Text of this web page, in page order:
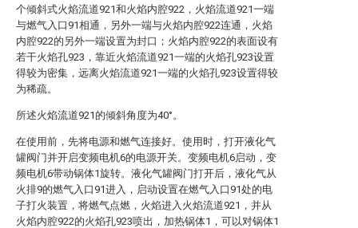
个倾斜式火焰流道921和火焰内腔922，火焰流道921一端
与燃气入口91相通，另外一端与火焰内腔922连通，火焰
内腔922的另外一端设置为封口；火焰内腔922的表面设有
若干火焰孔923，靠近火焰流道921一端的火焰孔923设置
得较为密集，远离火焰流道921一端的火焰孔923设置得较
为稀疏。
所述火焰流道921的倾斜角度为40°。
在使用前，先将电源和燃气连接好。使用时，打开液化气
罐阀门并开启变频电机6的电源开关。变频电机6启动，变
频电机6带动锅体1旋转。液化气罐阀门打开后，液化气从
火排9的燃气入口91进入，启动设置在燃气入口91处的电
子打火装置，将燃气点燃，火焰进入火焰流道921，并从
火焰内腔922的火焰孔923喷出，加热锅体1，可以对锅体1